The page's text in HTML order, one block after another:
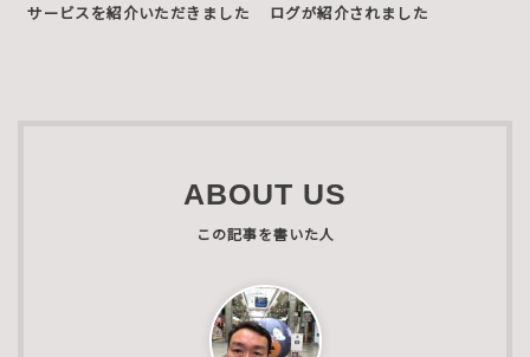
サービスを紹介いただきました
ログが紹介されました
ABOUT US